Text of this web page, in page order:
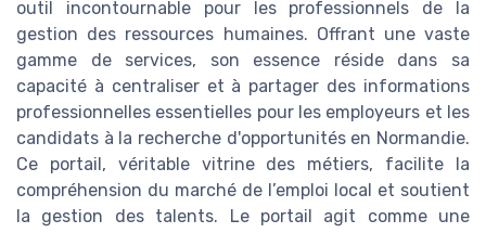
outil incontournable pour les professionnels de la
gestion des ressources humaines. Offrant une vaste
gamme de services, son essence réside dans sa
capacité à centraliser et à partager des informations
professionnelles essentielles pour les employeurs et les
candidats à la recherche d'opportunités en Normandie.
Ce portail, véritable vitrine des métiers, facilite la
compréhension du marché de l’emploi local et soutient
la gestion des talents. Le portail agit comme une